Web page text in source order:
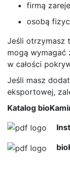
firmą
osobą
Jeśli otrzymasz
mogą wymagać
w całości
Jeśli masz
eksportowej,
Katalog